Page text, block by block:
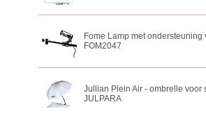
Fome Lamp met
FOM2047
Jullian Plein Air - ombrelle voor
JULPARA